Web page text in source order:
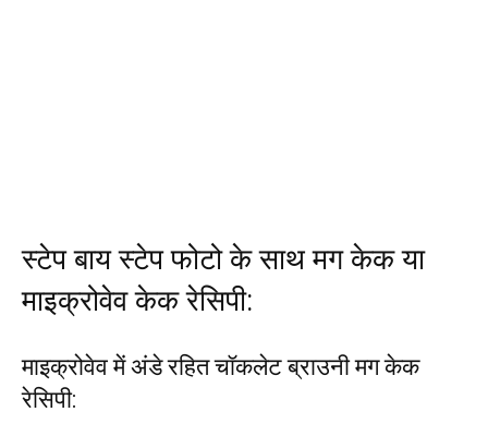
स्टेप बाय स्टेप फोटो के साथ मग केक या
माइक्रोवेव केक रेसिपी:
माइक्रोवेव में अंडे रहित चॉकलेट ब्राउनी मग केक
रेसिपी: